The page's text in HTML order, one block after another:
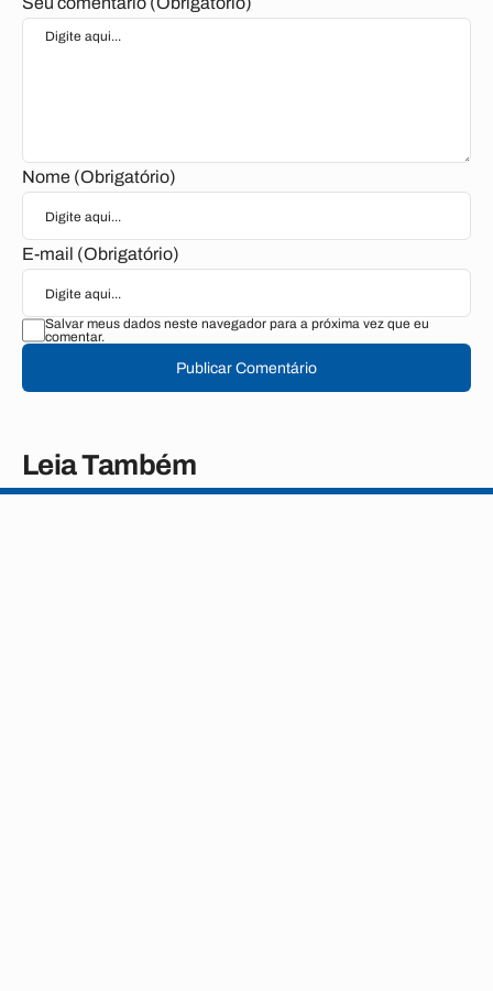
Nome (Obrigatório)
E-mail (Obrigatório)
Salvar meus dados neste navegador para a próxima vez que eu
comentar.
Publicar Comentário
Leia Também